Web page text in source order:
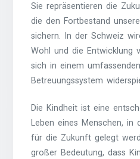
Sie repräsentieren die
die den Fortbestand
sichern. In der Schweiz
Wohl und die Entwicklung
sich in einem
Betreuungssystem
Die Kindheit ist eine
Leben eines Menschen, in
für die Zukunft gelegt
großer Bedeutung, dass